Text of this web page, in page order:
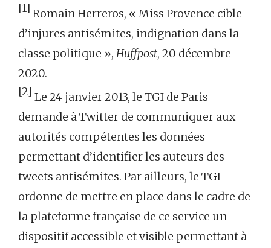
[1] Romain Herreros, « Miss Provence cible
d’injures antisémites, indignation dans la
classe politique », Huffpost, 20 décembre
2020.
[2] Le 24 janvier 2013, le TGI de Paris
demande à Twitter de communiquer aux
autorités compétentes les données
permettant d’identifier les auteurs des
tweets antisémites. Par ailleurs, le TGI
ordonne de mettre en place dans le cadre de
la plateforme française de ce service un
dispositif accessible et visible permettant à